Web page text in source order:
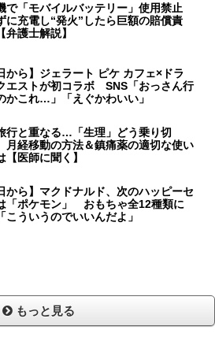
で「モバイルバッテリー」使用禁止
に充電し“発火”したら巨額の賠償責
弁護士解説】
から】ジェラート ピケ カフェ×ドラ
エストが初コラボ SNS「おっさん行
かこれ…」「えぐかわいい」
行と重なる…「生理」どう乗り切
経移動の方法＆鎮痛薬の適切な使い
【医師に聞く】
から】マクドナルド、次のハッピーセ
「ポケモン」 おもちゃ全12種類に
こういうのでいいんだよ」
もっと見る